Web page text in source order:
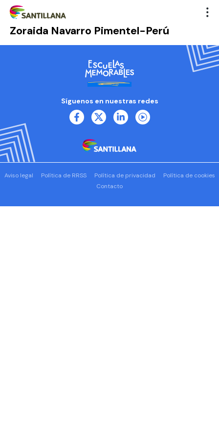
Zoraida Navarro Pimentel-Perú
Síguenos en nuestras redes
Aviso legal Política de RRSS Política de privacidad
Política de cookies
Contacto